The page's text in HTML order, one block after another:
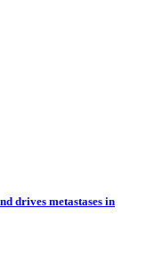
drives metastases in